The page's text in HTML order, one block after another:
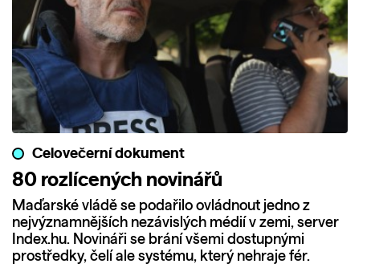
Celovečerní dokument
80 rozlícených novinářů
Maďarské vládě se podařilo ovládnout jedno z
nejvýznamnějších nezávislých médií v zemi, server
Index.hu. Novináři se brání všemi dostupnými
prostředky, čelí ale systému, který nehraje fér.